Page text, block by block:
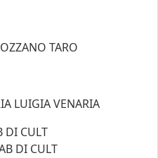
TARO
LUIGIA VENARIA
DI CULT
DI CULT